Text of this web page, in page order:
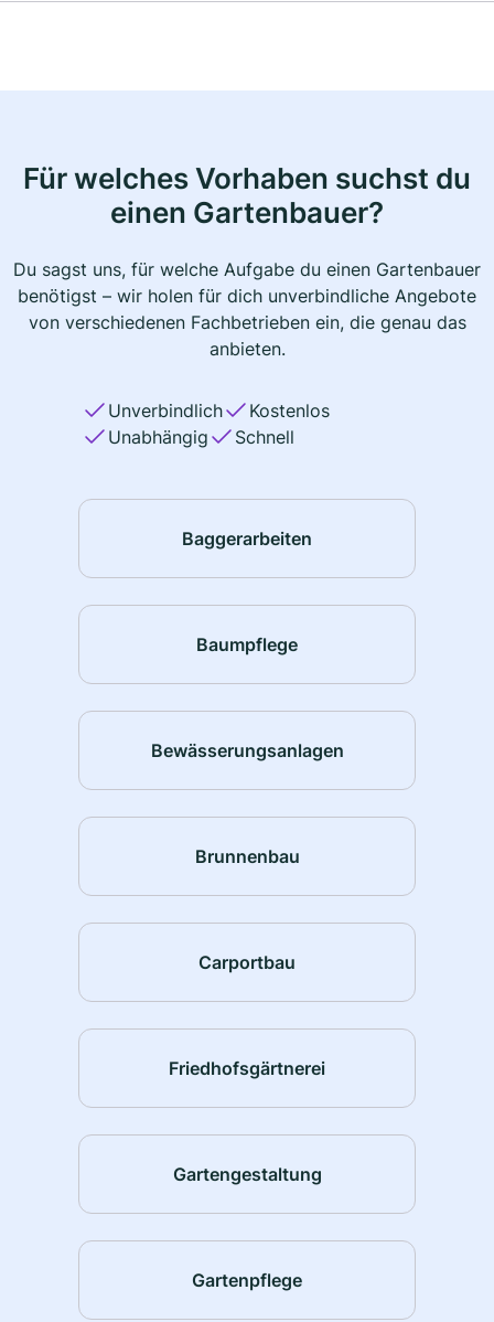
Für welches Vorhaben suchst du
einen Gartenbauer?
Du sagst uns, für welche Aufgabe du einen Gartenbauer
benötigst – wir holen für dich unverbindliche Angebote
von verschiedenen Fachbetrieben ein, die genau das
anbieten.
Unverbindlich
Kostenlos
Unabhängig
Schnell
Baggerarbeiten
Baumpflege
Bewässerungsanlagen
Brunnenbau
Carportbau
Friedhofsgärtnerei
Gartengestaltung
Gartenpflege